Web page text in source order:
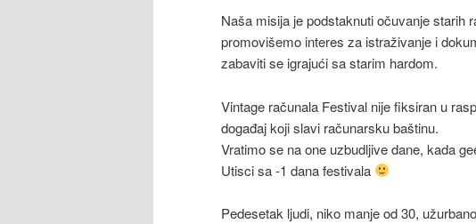
Naša misija je podstaknuti očuvanje starih
promovišemo interes za istraživanje i
zabaviti se igrajući sa starim hardom.
Vintage računala Festival nije fiksiran u
događaj koji slavi računarsku baštinu.
Vratimo se na one uzbudljive dane, kada
Utisci sa -1 dana festivala
Pedesetak ljudi, niko manje od 30,